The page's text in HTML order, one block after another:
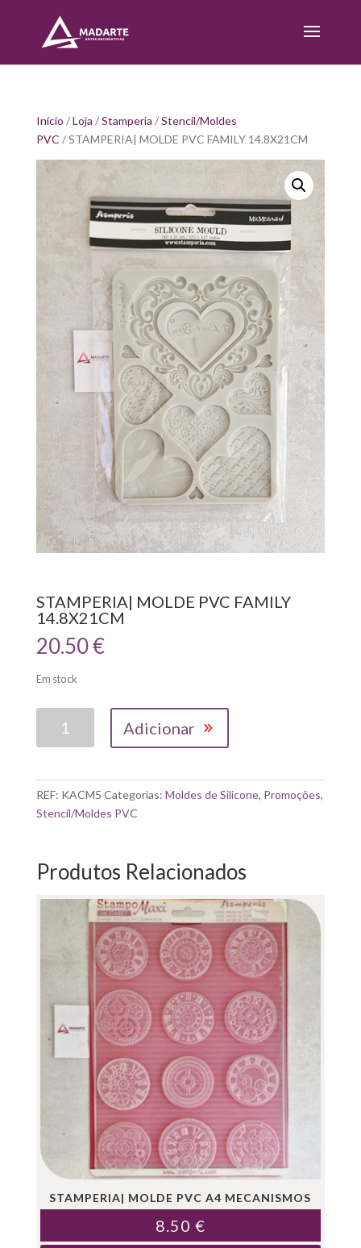
Início /Loja /Stamperia /Stencil/Moldes
PVC / STAMPERIA| MOLDE PVC FAMILY 14.8X21CM
STAMPERIA| MOLDE PVC FAMILY
14.8X21CM
20.50€
Em stock
PVC
FAMILY
Adicionar
REF: KACM5 Categorias: Moldes de Silicone, Promoções,
Stencil/Moldes PVC
Produtos Relacionados
STAMPERIA| MOLDE PVC A4 MECANISMOS
8.50 €